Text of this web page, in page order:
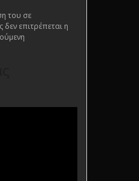
του σε
επιτρέπεται η